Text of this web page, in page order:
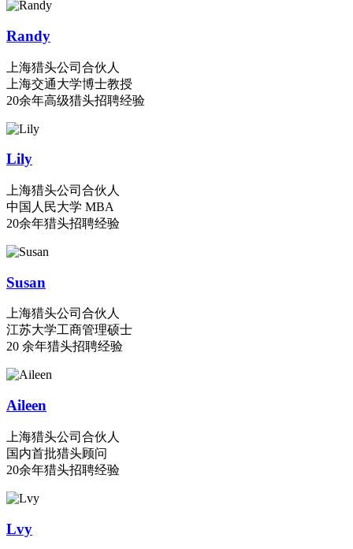
Randy
上海猎头公司合伙人
上海交通大学博士教授
20余年高级猎头招聘经验
Lily
上海猎头公司合伙人
中国人民大学 MBA
20余年猎头招聘经验
Susan
上海猎头公司合伙人
江苏大学工商管理硕士
20 余年猎头招聘经验
Aileen
上海猎头公司合伙人
国内首批猎头顾问
20余年猎头招聘经验
Lvy